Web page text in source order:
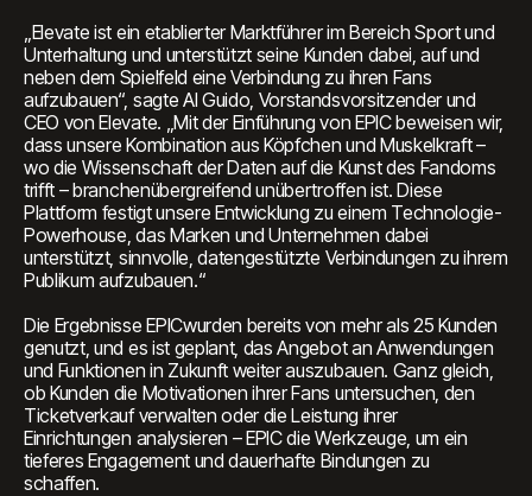
„Elevate ist ein etablierter Marktführer im Bereich Sport und
Unterhaltung und unterstützt seine Kunden dabei, auf und
neben dem Spielfeld eine Verbindung zu ihren Fans
aufzubauen“, sagte Al Guido, Vorstandsvorsitzender und
CEO von Elevate. „Mit der Einführung von EPIC beweisen wir,
dass unsere Kombination aus Köpfchen und Muskelkraft –
wo die Wissenschaft der Daten auf die Kunst des Fandoms
trifft – branchenübergreifend unübertroffen ist. Diese
Plattform festigt unsere Entwicklung zu einem Technologie-
Powerhouse, das Marken und Unternehmen dabei
unterstützt, sinnvolle, datengestützte Verbindungen zu ihrem
Publikum aufzubauen.“
Die Ergebnisse EPICwurden bereits von mehr als 25 Kunden
genutzt, und es ist geplant, das Angebot an Anwendungen
und Funktionen in Zukunft weiter auszubauen. Ganz gleich,
ob Kunden die Motivationen ihrer Fans untersuchen, den
Ticketverkauf verwalten oder die Leistung ihrer
Einrichtungen analysieren – EPIC die Werkzeuge, um ein
tieferes Engagement und dauerhafte Bindungen zu
schaffen.